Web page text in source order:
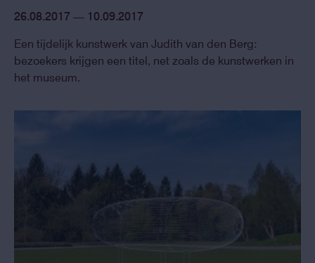
26.08.2017 — 10.09.2017
Een tijdelijk kunstwerk van Judith van den Berg:
bezoekers krijgen een titel, net zoals de kunstwerken in
het museum.